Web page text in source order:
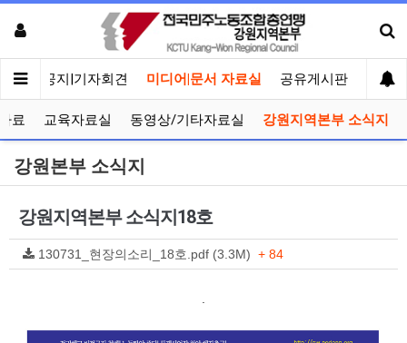
인 공지|기자회견 미디어|문서 자료실 공유게시판 선거
료 교육자료실 동영상/기타자료실 강원지역본부 소식지
강원본부 소식지
강원지역본부 소식지18호
130731_현장의소리_18호.pdf (3.3M) + 84